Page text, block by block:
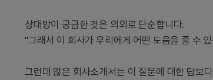
상대방이 궁금한 것은 의외로 단순합니다.
"그래서 이 회사가 우리에게 어떤 도움을 줄 수
그런데 많은 회사소개서는 이 질문에 대한 답보